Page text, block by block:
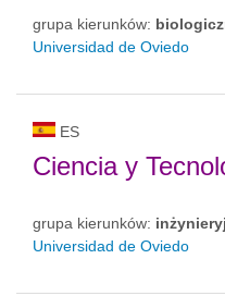
grupa kierunków:
Universidad de Oviedo
ES
Ciencia y
grupa kierunków:
Universidad de Oviedo